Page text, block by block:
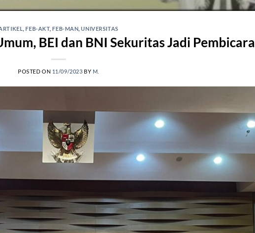
,FEB-AKT,FEB-MAN ,UNIVERSITAS
BEI dan BNI Sekuritas Jadi Pembicara
POSTED ON 11/09/2023 BY M.